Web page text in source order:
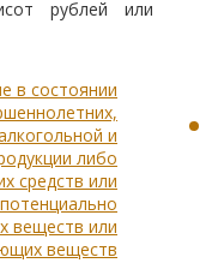
рублей или
в состоянии
и
либо
средств или
веществ или
веществ